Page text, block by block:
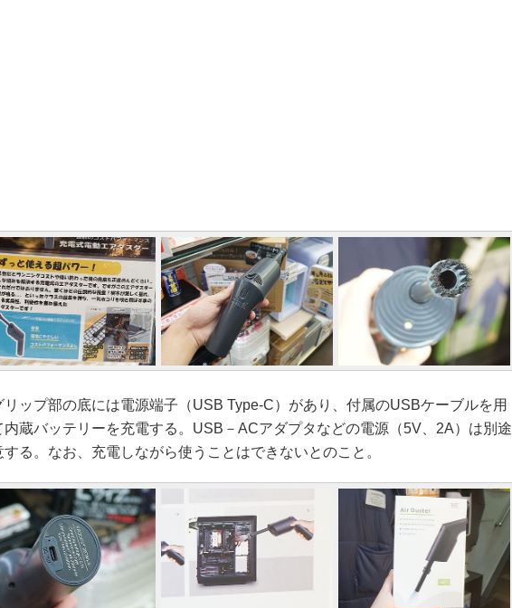
ップ部の底には電源端子（USB Type-C）があり、付属のUSBケーブルを用
内蔵バッテリーを充電する。USB－ACアダプタなどの電源（5V、2A）は別途
する。なお、充電しながら使うことはできないとのこと。